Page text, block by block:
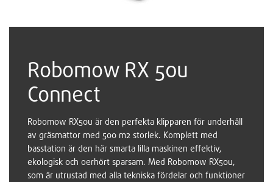
Robomow RX 50u
Connect
Robomow RX50u är den perfekta klipparen för underhåll
av gräsmattor med 500 m2 storlek. Komplett med
basstation är den här smarta lilla maskinen effektiv,
ekologisk och oerhört sparsam. Med Robomow RX50u,
som är utrustad med alla tekniska fördelar och funktioner